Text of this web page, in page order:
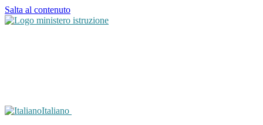
Salta al contenuto
Italiano